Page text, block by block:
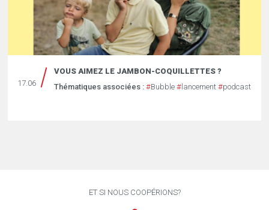
17.06
VOUS AIMEZ LE JAMBON-COQUILLETTES ?
Thématiques associées : #Bubble # lancement #podcast
ET SI NOUS COOPÉRIONS?